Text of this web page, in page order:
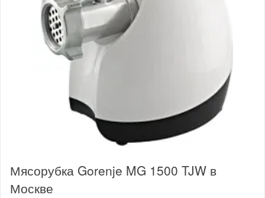
Мясорубка Gorenje MG 1500 TJW в
Москве